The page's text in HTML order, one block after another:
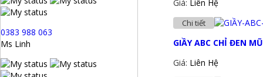
Giá: Liên Hệ
Chi tiết
GIẦY ABC CHỈ ĐEN
Giá: Liên Hệ
0383 988 063
Ms Linh